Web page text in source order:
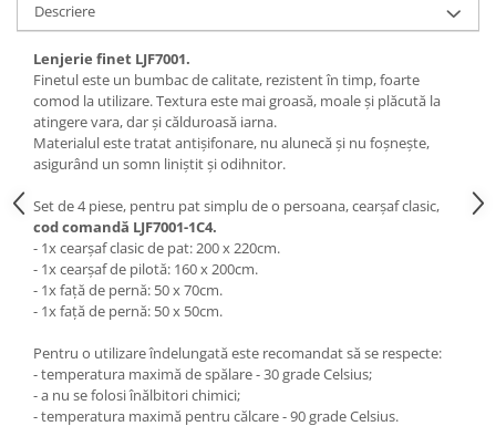
Descriere
Lenjerie finet LJF7001.
Finetul este un bumbac de calitate, rezistent în timp, foarte
comod la utilizare. Textura este mai groasă, moale și plăcută la
atingere vara, dar și călduroasă iarna.
Materialul este tratat antișifonare, nu alunecă și nu foșnește,
asigurând un somn liniștit și odihnitor.
Set de 4 piese, pentru pat simplu de o persoana, cearșaf clasic,
cod comandă LJF7001-1C4.
- 1x cearșaf clasic de pat: 200 x 220cm.
- 1x cearșaf de pilotă: 160 x 200cm.
- 1x față de pernă: 50 x 70cm.
- 1x față de pernă: 50 x 50cm.
Pentru o utilizare îndelungată este recomandat să se respecte:
- temperatura maximă de spălare - 30 grade Celsius;
- a nu se folosi înălbitori chimici;
- temperatura maximă pentru călcare - 90 grade Celsius.